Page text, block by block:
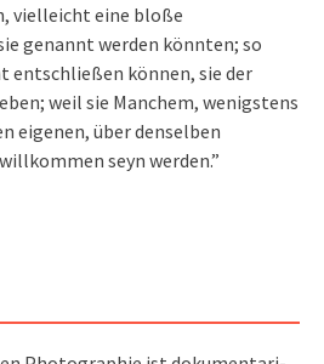
vielleicht eine bloße
genannt werden könnten; so
entschließen können, sie der
weil sie Manchem, wenigstens
eigenen, über denselben
seyn werden.”